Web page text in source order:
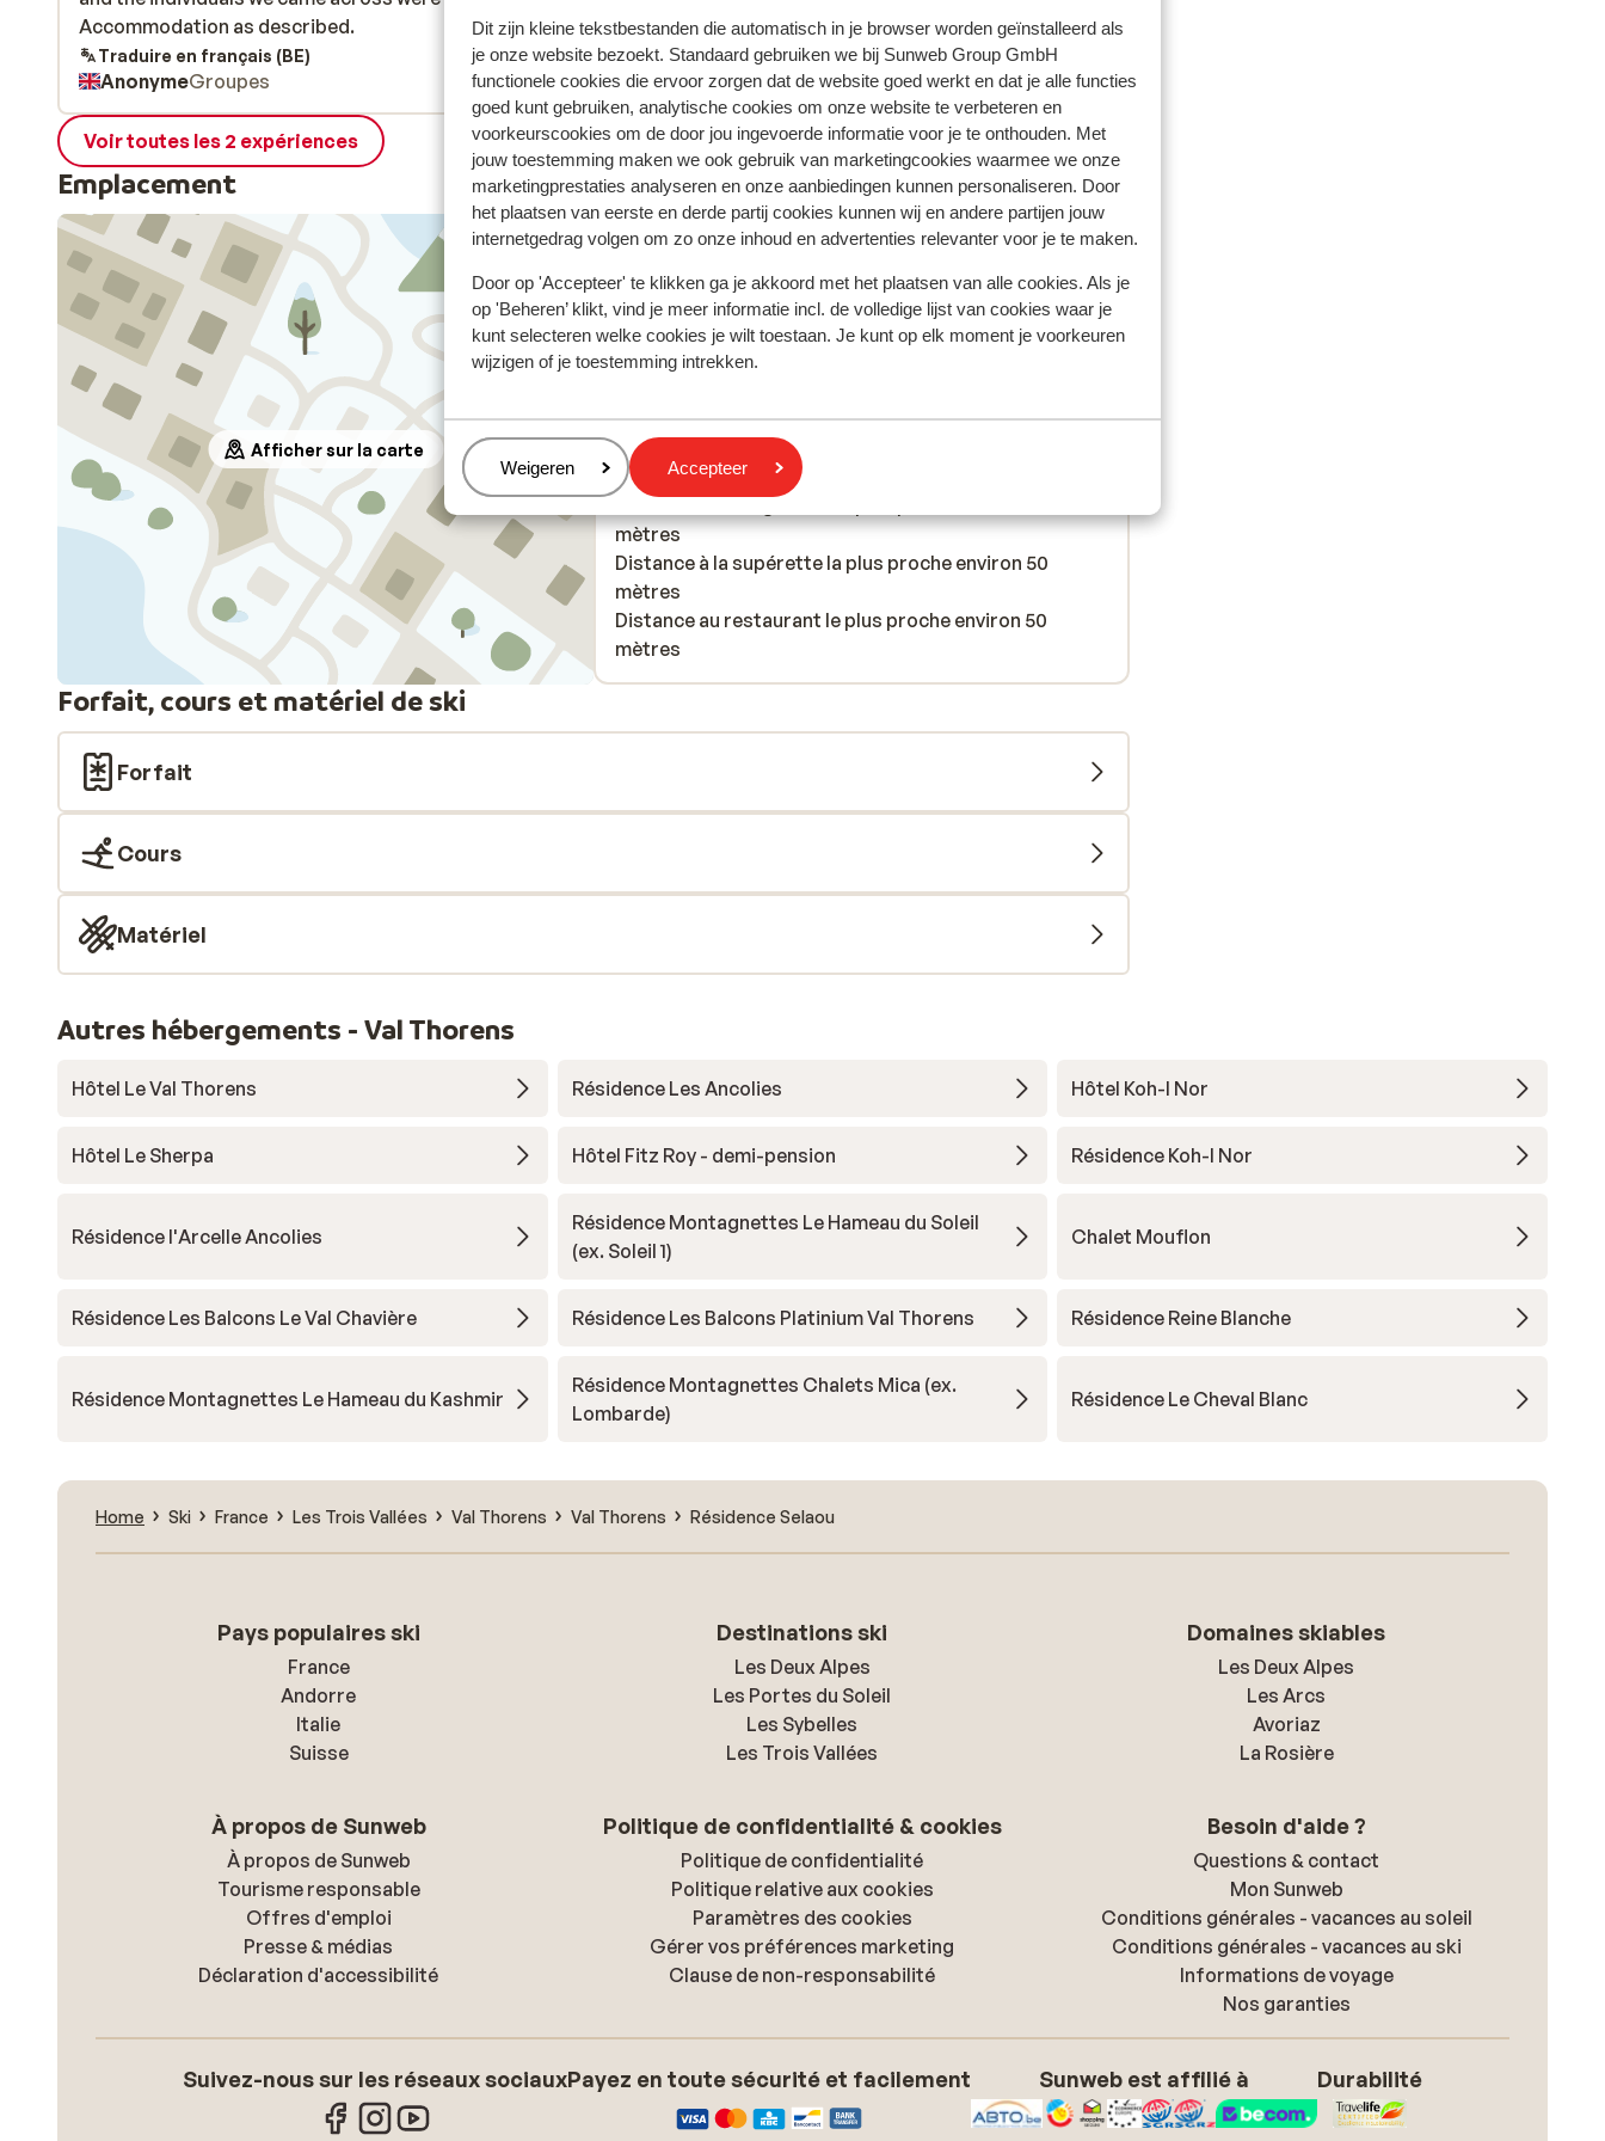
Dit zijn kleine tekstbestanden die automatisch in je browser worden geïnstalleerd als
je onze website bezoekt. Standaard gebruiken we bij Sunweb Group GmbH
functionele cookies die ervoor zorgen dat de website goed werkt en dat je alle functies
goed kunt gebruiken, analytische cookies om onze website te verbeteren en
voorkeurscookies om de door jou ingevoerde informatie voor je te onthouden. Met
jouw toestemming maken we ook gebruik van marketingcookies waarmee we onze
marketingprestaties analyseren en onze aanbiedingen kunnen personaliseren. Door
het plaatsen van eerste en derde partij cookies kunnen wij en andere partijen jouw
internetgedrag volgen om zo onze inhoud en advertenties relevanter voor je te maken.
Door op 'Accepteer' te klikken ga je akkoord met het plaatsen van alle cookies. Als je
op 'Beheren’ klikt, vind je meer informatie incl. de volledige lijst van cookies waar je
kunt selecteren welke cookies je wilt toestaan. Je kunt op elk moment je voorkeuren
wijzigen of je toestemming intrekken.
Beheren
Weigeren Accepteer
Accommodation as described.
Accommodation as described.
Traduire en français (BE)
AnonymeGroupes AnonymeFamilles
Voir toutes les 2 expériences
Emplacement
Afficher sur la carte
À proximité
Distance du centre-ville: environ 200 mètres
Distance jusqu'à l'arrêt de bus environ 50 mètres
Distance jusqu'au distributeur d'argent environ 200
mètres
Distance jusqu'aux remontées mécaniques environ 50
mètres
Distance jusqu'a l'école de ski environ 50 mètres
mètres
Distance à la supérette la plus proche environ 50
mètres
Distance au restaurant le plus proche environ 50
mètres
Forfait, cours et matériel de ski
Forfait
Cours
Matériel
Autres hébergements - Val Thorens
Hôtel Le Val Thorens Résidence Les Ancolies Hôtel Koh-I Nor
Hôtel Le Sherpa Hôtel Fitz Roy - demi-pension Résidence Koh-I Nor
Résidence l'Arcelle Ancolies
Résidence Montagnettes Le Hameau du Soleil
(ex. Soleil 1)
Chalet Mouflon
Résidence Les Balcons Le Val Chavière Résidence Les Balcons Platinium Val Thorens Résidence Reine Blanche
Résidence Montagnettes Le Hameau du Kashmir
Résidence Montagnettes Chalets Mica (ex.
Lombarde)
Résidence Le Cheval Blanc
Home Ski France Les Trois Vallées Val Thorens Val Thorens Résidence Selaou
Pays populaires ski
France
Andorre
Italie
Suisse
Destinations ski
Les Deux Alpes
Les Portes du Soleil
Les Sybelles
Les Trois Vallées
Domaines skiables
Les Deux Alpes
Les Arcs
Avoriaz
La Rosière
À propos de Sunweb
À propos de Sunweb
Tourisme responsable
Offres d'emploi
Presse & médias
Déclaration d'accessibilité
Politique de confidentialité & cookies
Politique de confidentialité
Politique relative aux cookies
Paramètres des cookies
Gérer vos préférences marketing
Clause de non-responsabilité
Besoin d'aide ?
Questions & contact
Mon Sunweb
Conditions générales - vacances au soleil
Conditions générales - vacances au ski
Informations de voyage
Nos garanties
Suivez-nous sur les réseaux sociauxPayez en toute sécurité et facilement Sunweb est affilié à Durabilité